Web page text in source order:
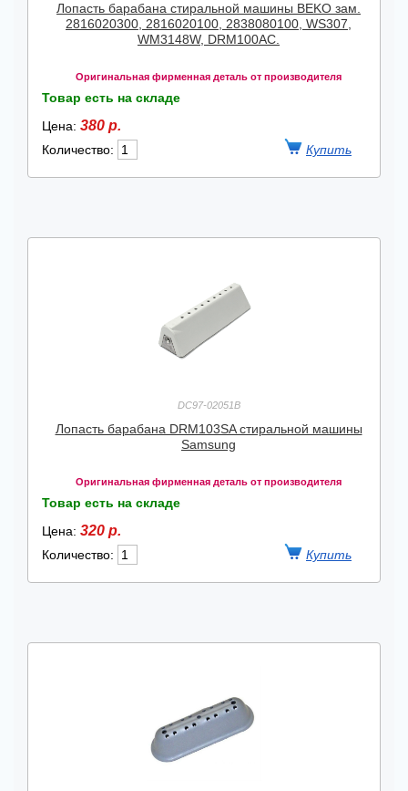
Лопасть барабана стиральной машины BEKO зам.
2816020300, 2816020100, 2838080100, WS307,
WM3148W, DRM100AC.
Оригинальная фирменная деталь от производителя
Товар есть на складе
Цена: 380 р.
Количество:
DC97-02051B
Лопасть барабана DRM103SA стиральной машины
Samsung
Оригинальная фирменная деталь от производителя
Товар есть на складе
Цена: 320 р.
Количество: